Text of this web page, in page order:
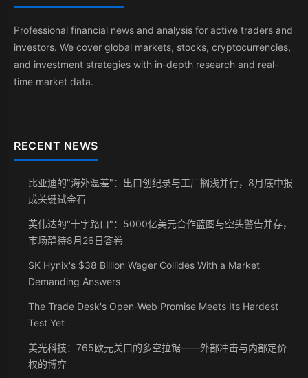
Professional financial news and analysis for active traders and
investors. We cover global markets, stocks, cryptocurrencies,
and investment strategies with in-depth research and real-
time market data.
RECENT NEWS
比亚迪的"海外温差"：出口创纪录与工厂搁浅并行，8月底中报
成关键试金石
英伟达的"十字路口"：5000亿美元合作蓝图与空头警告并存，
市场静待8月26日答卷
SK Hynix's $38 Billion Wager Collides With a Market
Demanding Answers
The Trade Desk's Open-Web Promise Meets Its Hardest
Test Yet
美光科技：765欧元关口的多空拉锯——外部冲击与内部定价
权的博弈